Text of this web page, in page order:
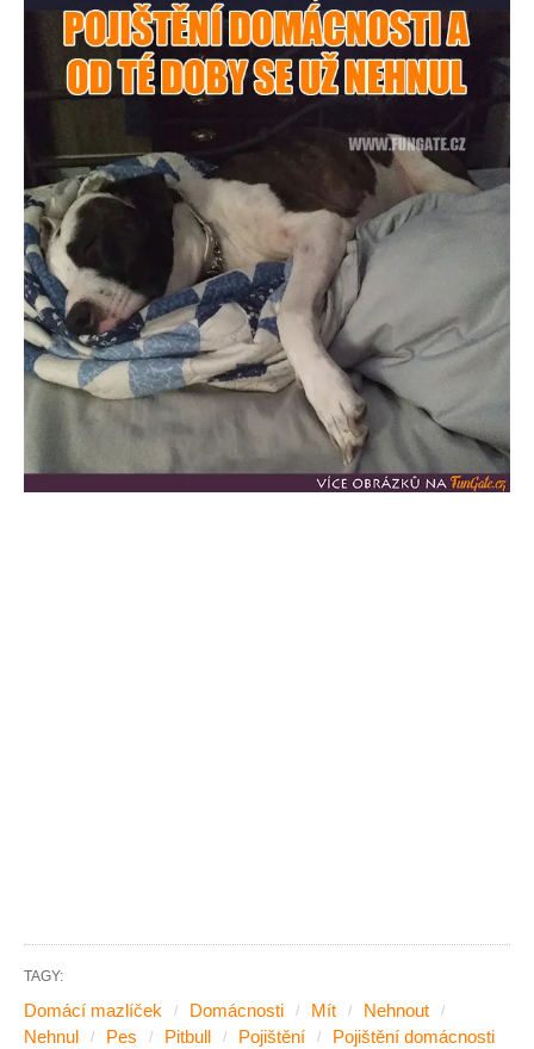
TAGY:
Domácí mazlíček Domácnosti Mít
Nehnout
Nehnul
Pes Pitbull Pojištění
Pojištění domácnosti